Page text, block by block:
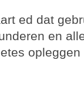
ed dat
en